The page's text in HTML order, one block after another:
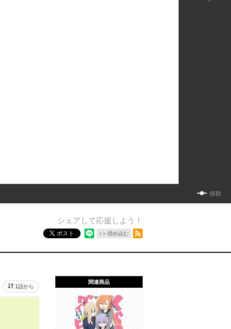
移動
シェアして応援しよう！
ポスト 埋め込む
1話から
関連商品